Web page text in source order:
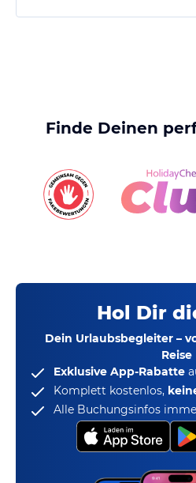
Finde Deinen
Hol Dir
Dein Urlaubsbegleiter –
Reise
Exklusive App-Rabatte
Komplett kostenlos,
Alle Buchungsinfos